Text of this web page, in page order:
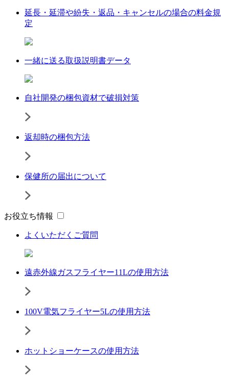
延長・延滞や紛失・返品・キャンセルの場合の料金規
定
一緒に送る取扱説明書データ
自社開発の梱包資材で破損対策
返却時の梱包方法
保健所の届出について
お役立ち情報
よくいただくご質問
遠赤外線ガスフライヤー11Lの使用方法
100V電気フライヤー5Lの使用方法
ホットショーケースの使用方法